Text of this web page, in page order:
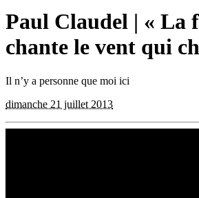
Paul Claudel | « La
chante le vent qui
Il n’y a personne que moi ici
dimanche 21 juillet 2013